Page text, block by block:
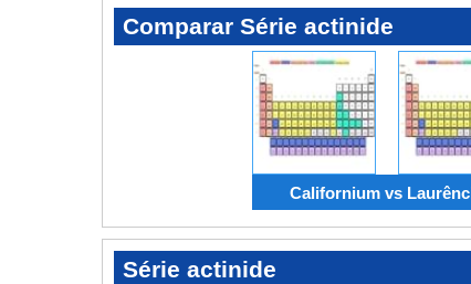
Comparar Série actinide
Californium vs
Série actinide